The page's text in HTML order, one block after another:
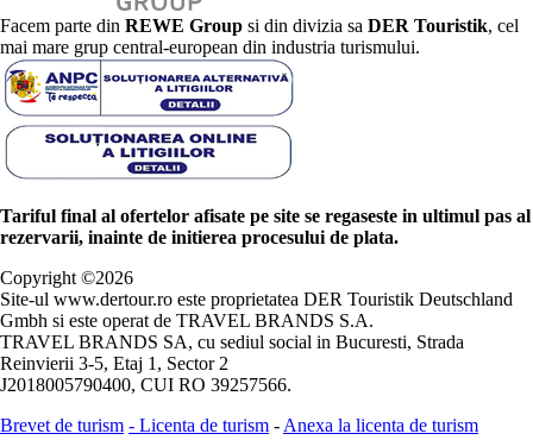
Facem parte din REWE Group si din divizia sa DER Touristik, cel
mai mare grup central-european din industria turismului.
Tariful final al ofertelor afisate pe site se regaseste in ultimul pas al
rezervarii, inainte de initierea procesului de plata.
Copyright ©2026
Site-ul www.dertour.ro este proprietatea DER Touristik Deutschland
Gmbh si este operat de TRAVEL BRANDS S.A.
TRAVEL BRANDS SA, cu sediul social in Bucuresti, Strada
Reinvierii 3-5, Etaj 1, Sector 2
J2018005790400, CUI RO 39257566.
Brevet de turism - Licenta de turism - Anexa la licenta de turism